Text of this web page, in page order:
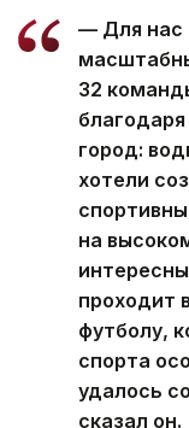
— Для нас
32
город:
хотели
на
проходит
футболу,
спорта
удалось
сказал он.